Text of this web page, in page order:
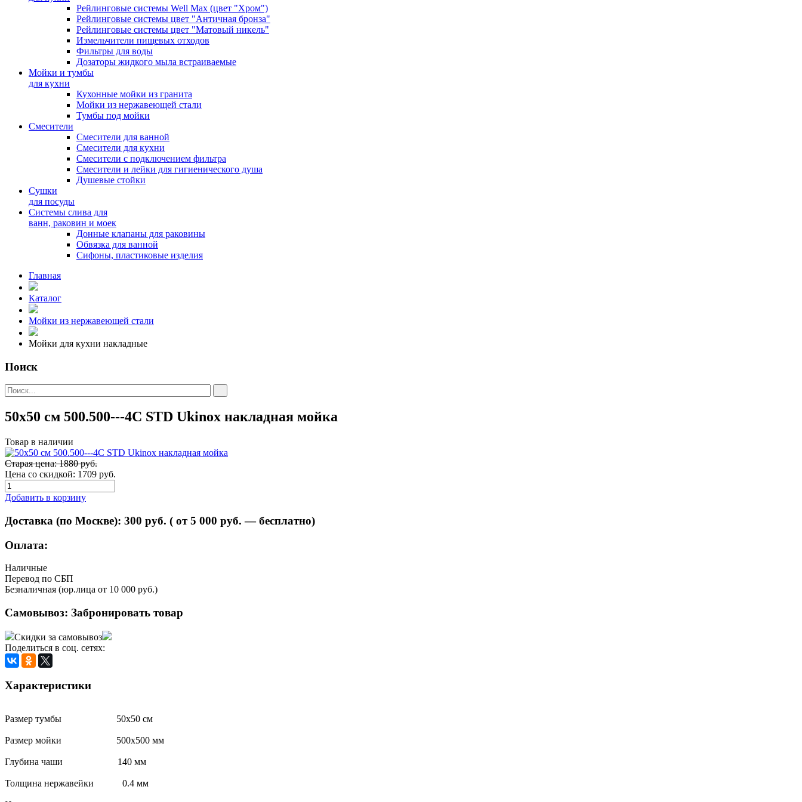
Рейлинговые системы Well Max (цвет "Хром")
Рейлинговые системы цвет "Античная бронза"
Рейлинговые системы цвет "Матовый никель"
Измельчители пищевых отходов
Фильтры для воды
Дозаторы жидкого мыла встраиваемые
Мойки и тумбы
для кухни
Кухонные мойки из гранита
Мойки из нержавеющей стали
Тумбы под мойки
Смесители
Смесители для ванной
Смесители для кухни
Смесители с подключением фильтра
Cмесители и лейки для гигиенического душа
Душевые стойки
Сушки
для посуды
Системы слива для
ванн, раковин и моек
Донные клапаны для раковины
Обвязка для ванной
Сифоны, пластиковые изделия
Главная
Каталог
Мойки из нержавеющей стали
Мойки для кухни накладные
Поиск
50х50 см 500.500---4C STD Ukinox накладная мойка
Товар в наличии
Старая цена: 1880 руб.
Цена со скидкой: 1709 руб.
Добавить в корзину
Доставка (по Москве): 300 руб. ( от 5 000 руб. — бесплатно)
Оплата:
Наличные
Перевод по СБП
Безналичная (юр.лица от 10 000 руб.)
Самовывоз: Забронировать товар
Скидки за самовывоз
Поделиться в соц. сетях:
Характеристики
Размер тумбы 50х50 см
Размер мойки 500х500 мм
Глубина чаши 140 мм
Толщина нержавейки 0.4 мм